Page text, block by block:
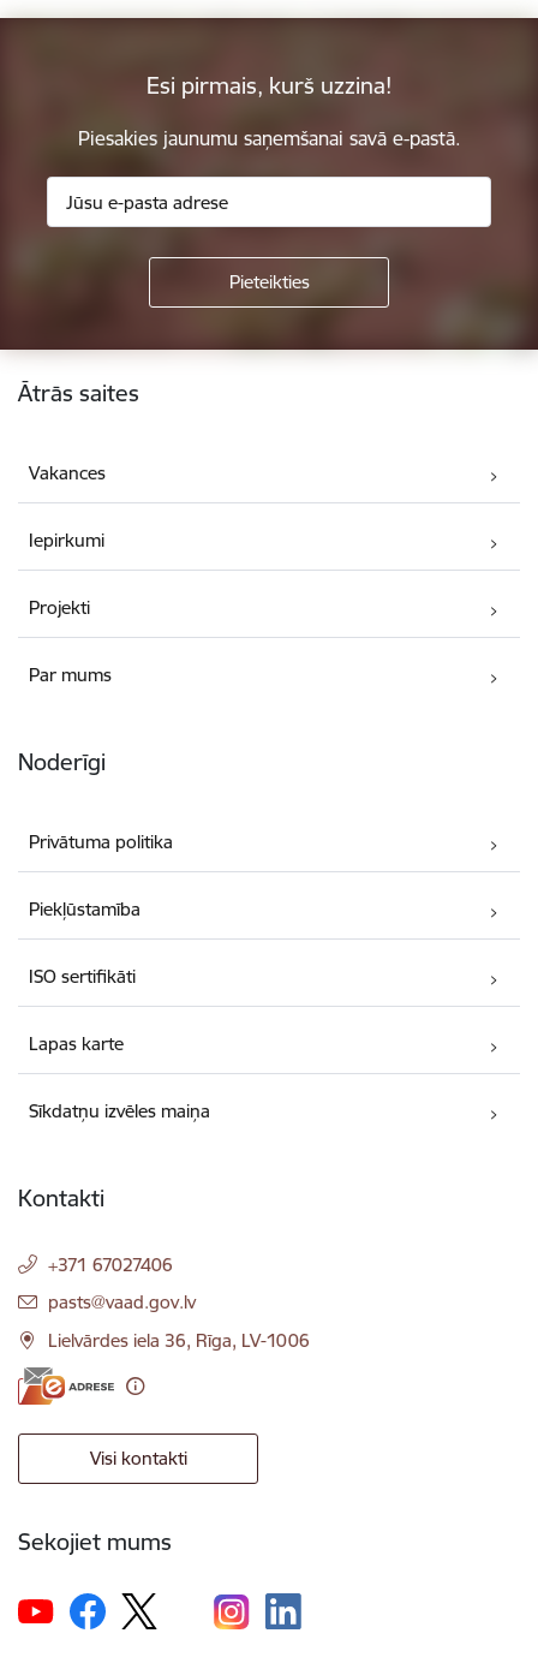
Esi pirmais, kurš uzzina!
Piesakies jaunumu saņemšanai savā e-pastā.
Kājene
Ātrās saites
Vakances
Iepirkumi
Projekti
Par mums
Noderīgi
Privātuma politika
Piekļūstamība
ISO sertifikāti
Lapas karte
Sīkdatņu izvēles maiņa
Kontakti
+371 67027406
E-pasts:
pasts@vaad.gov.lv
Lielvārdes iela 36, Rīga, LV-1006
Visi kontakti
Sekojiet mums